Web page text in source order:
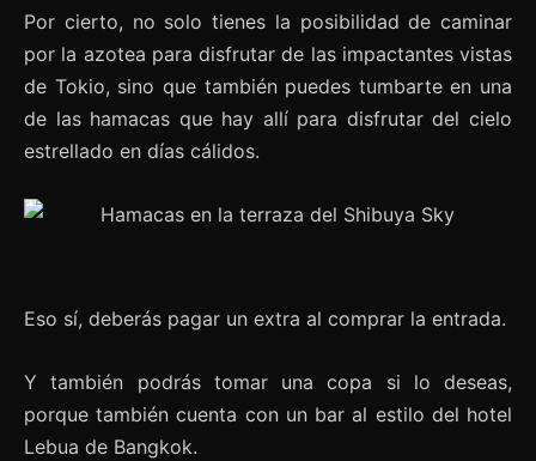
Por cierto, no solo tienes la posibilidad de caminar
por la azotea para disfrutar de las impactantes vistas
de Tokio, sino que también puedes tumbarte en una
de las hamacas que hay allí para disfrutar del cielo
estrellado en días cálidos.
Eso sí, deberás pagar un extra al comprar la entrada.
Y también podrás tomar una copa si lo deseas,
porque también cuenta con un bar al estilo del hotel
Lebua de Bangkok.